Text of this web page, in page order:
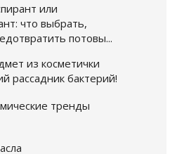
или
что выбрать,
потовы...
из косметички
рассадник бактерий!
тренды